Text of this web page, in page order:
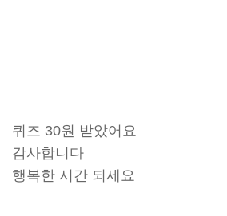
퀴즈 30원 받았어요
감사합니다
행복한 시간 되세요